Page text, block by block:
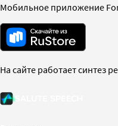
Мобильное приложение
На сайте работает синтез